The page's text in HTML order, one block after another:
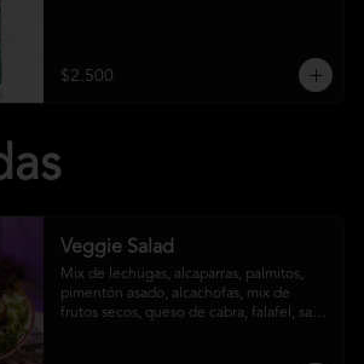
$2.500
Veggie Salad
Mix de lechugas, alcaparras, palmitos,
pimentón asado, alcachofas, mix de
frutos secos, queso de cabra, falafel, salsa